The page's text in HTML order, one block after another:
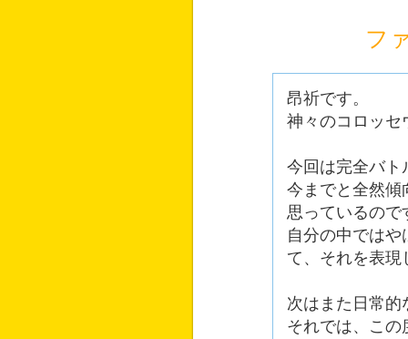
フ
昂祈です。
神々のコロッセ
今回は完全バト
今までと全然傾
思っているので
自分の中では
て、それを表現
次はまた日常的
それでは、この